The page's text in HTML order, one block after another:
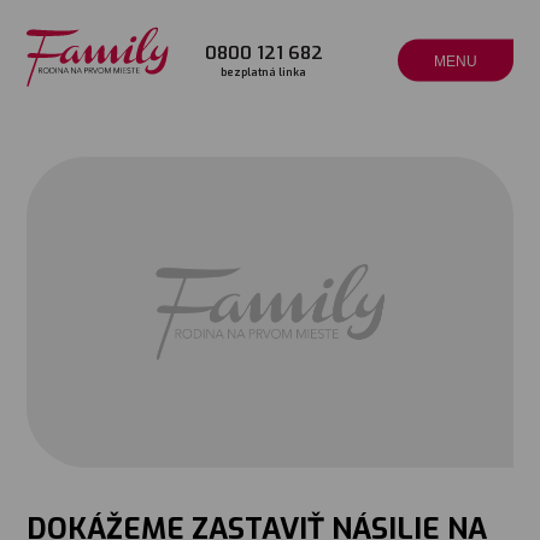
0800 121 682
bezplatná linka
MENU
DOKÁŽEME ZASTAVIŤ NÁSILIE NA